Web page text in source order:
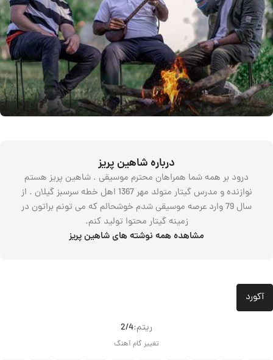
درباره شاهین پریز
درود بر همه شما همراهان محترم موسیقی . شاهین پریز هستم
نوازنده و مدرس گیتار متولد مهر 1367 اهل خطه سرسبز گیلان . از
سال 79 وارد عرصه موسیقی شدم خوشحالم که می تونم براتون در
زمینه گیتار محتوا تولید کنم.
مشاهده همه نوشته های شاهین پریز
آکورد
ريتم:2/4
تغییر گام آهنگ